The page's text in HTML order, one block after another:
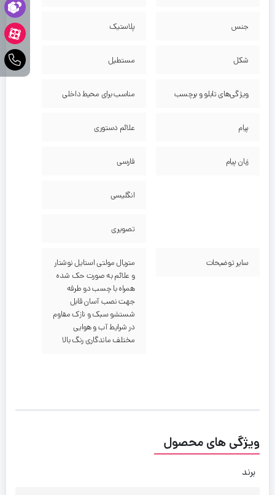
جنس پلاستیک
شکل مستطیل
ویژگی‌های تابلو و برچسب مناسب برای محیط داخلی
پیام علائم دستوری
زبان پیام فارسی
انگلیسی
تصویری
سایر توضیحات
متریال مولتی استایل نوشتار
و علائم به صورت حک شده
همراه با چسب دو طرفه
جهت نصب آسان قابل
شستشو سبک و نازک مقاوم
در شرایط آب و هوایی
مختلف ماندگاری رنگ بالا
ویژگی های محصول
برند